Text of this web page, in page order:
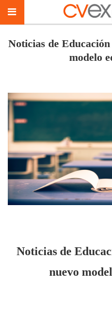
Noticias de
modelo
Noticias de
nuevo